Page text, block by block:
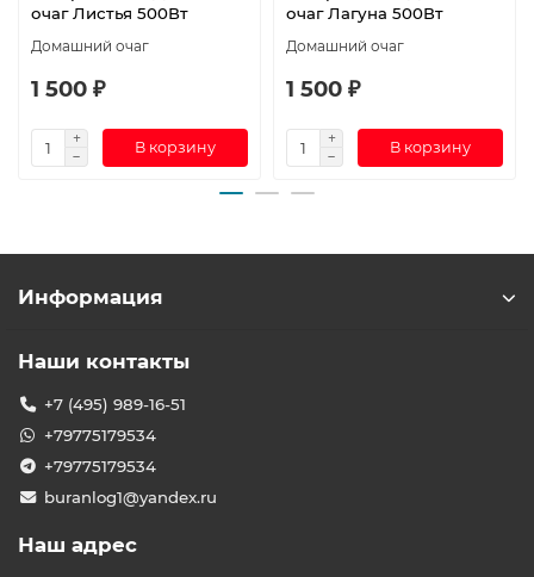
очаг Листья 500Вт
Домашний очаг
1 500 ₽
В корзину
очаг Лагуна 500Вт
Домашний очаг
1 500 ₽
В корзину
Информация
Наши контакты
+7 (495) 989-16-51
+79775179534
+79775179534
buranlog1@yandex.ru
Наш адрес